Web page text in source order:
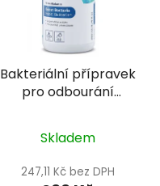
Bakteriální přípravek
pro odbourání
WaterBalance Boost
Bacteria 250 ml
Skladem
247,11 Kč bez DPH